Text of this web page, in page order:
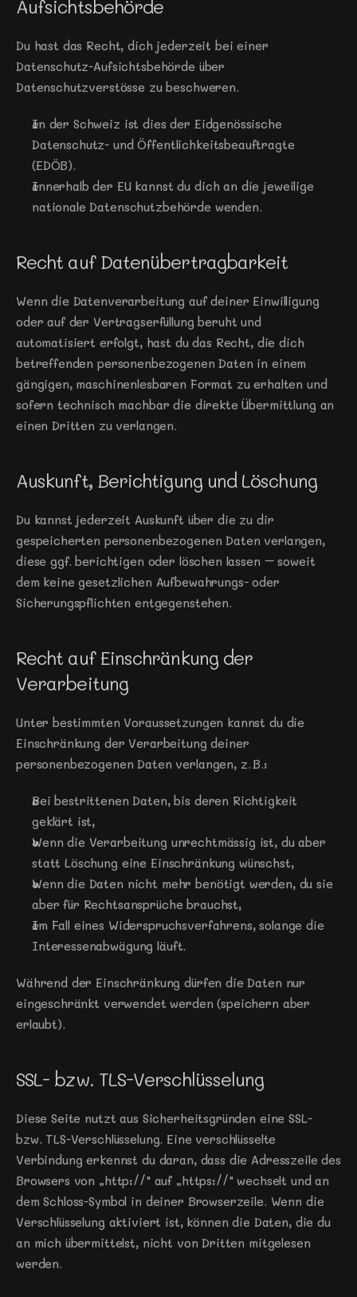
Aufsichtsbehörde
Du hast das Recht, dich jederzeit bei einer
Datenschutz-Aufsichtsbehörde über
Datenschutzverstösse zu beschweren.
In der Schweiz ist dies der Eidgenössische
Datenschutz- und Öffentlichkeitsbeauftragte
(EDÖB).
Innerhalb der EU kannst du dich an die jeweilige
nationale Datenschutzbehörde wenden.
Recht auf Datenübertragbarkeit
Wenn die Datenverarbeitung auf deiner Einwilligung
oder auf der Vertragserfüllung beruht und
automatisiert erfolgt, hast du das Recht, die dich
betreffenden personenbezogenen Daten in einem
gängigen, maschinenlesbaren Format zu erhalten und
sofern technisch machbar die direkte Übermittlung an
einen Dritten zu verlangen.
Auskunft, Berichtigung und Löschung
Du kannst jederzeit Auskunft über die zu dir
gespeicherten personenbezogenen Daten verlangen,
diese ggf. berichtigen oder löschen lassen – soweit
dem keine gesetzlichen Aufbewahrungs- oder
Sicherungspflichten entgegenstehen.
Recht auf Einschränkung der
Verarbeitung
Unter bestimmten Voraussetzungen kannst du die
Einschränkung der Verarbeitung deiner
personenbezogenen Daten verlangen, z. B.:
Bei bestrittenen Daten, bis deren Richtigkeit
geklärt ist,
Wenn die Verarbeitung unrechtmässig ist, du aber
statt Löschung eine Einschränkung wünschst,
Wenn die Daten nicht mehr benötigt werden, du sie
aber für Rechtsansprüche brauchst,
Im Fall eines Widerspruchsverfahrens, solange die
Interessenabwägung läuft.
Während der Einschränkung dürfen die Daten nur
eingeschränkt verwendet werden (speichern aber
erlaubt).
SSL- bzw. TLS-Verschlüsselung
Diese Seite nutzt aus Sicherheitsgründen eine SSL-
bzw. TLS-Verschlüsselung. Eine verschlüsselte
Verbindung erkennst du daran, dass die Adresszeile des
Browsers von „http://" auf „https://" wechselt und an
dem Schloss-Symbol in deiner Browserzeile. Wenn die
Verschlüsselung aktiviert ist, können die Daten, die du
an mich übermittelst, nicht von Dritten mitgelesen
werden.